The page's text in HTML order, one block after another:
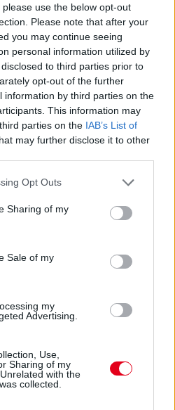
use the below opt-out
Please note that after your
you may continue seeing
personal information utilized by
to third parties prior to
opt-out of the further
information by third parties on the
This information may
parties on the IAB’s List of
may further disclose it to other
app uses one or more Google
behaviour. You may click to
and its third-party tags to
purposes in below Google
Opt Outs
Sharing of my
Sale of my
my
Advertising.
Use,
Sharing of my
with the
collected.
egy árva szót sem. Nos,
előtt, Leclerc tempóját
fel, hamarosan támadási
nem tudta megelőzni. De most
Antonelli elé. Beválni látszik a
célegyenes végén, de annyira